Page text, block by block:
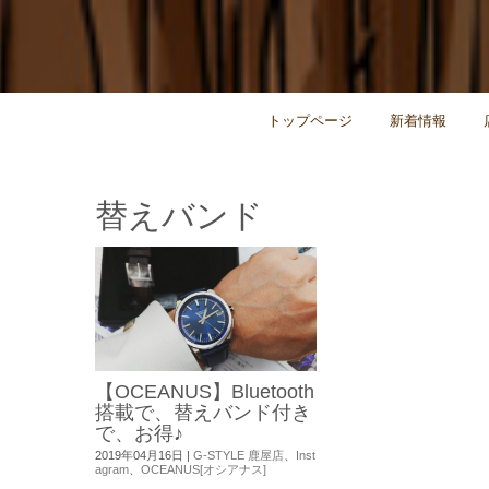
トップページ 新着情報
替えバンド
【OCEANUS】Bluetooth
搭載で、替えバンド付き
で、お得♪
2019年04月16日 | G-STYLE 鹿屋店
Inst
agram
OCEANUS[オシアナス]